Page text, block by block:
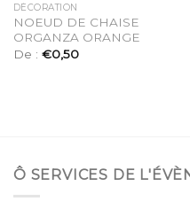
DÉCORATION
NOEUD DE CHAISE
ORGANZA ORANGE
De : €0,50
Ô SERVICES DE